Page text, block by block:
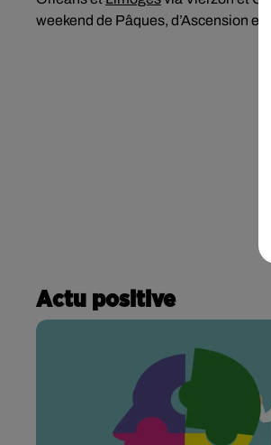
weekend de Pâques, d’Ascension et
Actu positive